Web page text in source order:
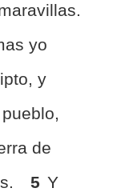
yo
y
de
5 Y